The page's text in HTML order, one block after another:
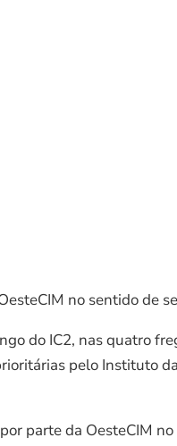
no sentido de
do IC2, nas quatro
pelo Instituto
parte da OesteCIM